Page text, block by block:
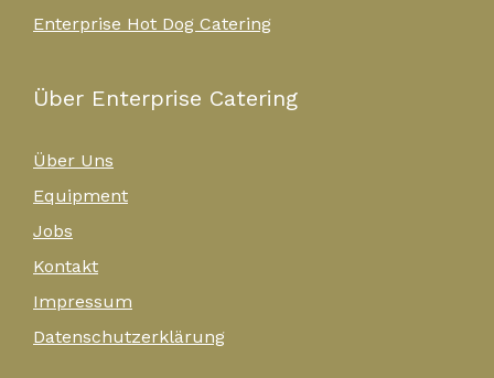
Enterprise Hot Dog Catering
Über Enterprise Catering
Über Uns
Equipment
Jobs
Kontakt
Impressum
Datenschutzerklärung